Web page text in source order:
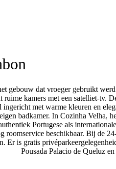
gebouw dat vroeger gebruikt
kamers met een satelliet-tv.
met warme kleuren en
badkamer. In Cozinha Velha,
Portugese als
roomservice beschikbaar. Bij de
Er is gratis
Pousada Palacio de Queluz